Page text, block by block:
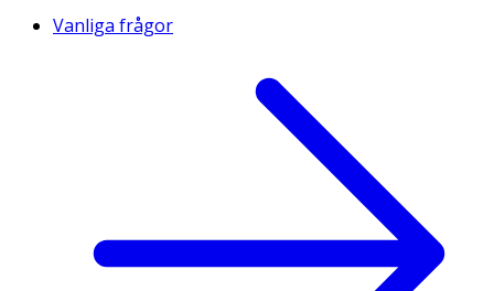
Vanliga frågor